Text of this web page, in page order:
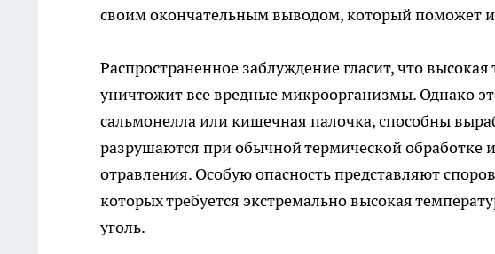
своим окончательным выводом, который поможет
Распространенное заблуждение гласит, что
уничтожит все вредные микроорганизмы. Однако
сальмонелла или кишечная палочка, способны
разрушаются при обычной термической обработке
отравления. Особую опасность представляют
которых требуется экстремально высокая
уголь.